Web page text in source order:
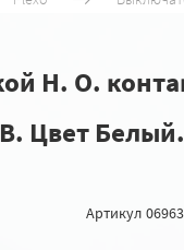
Н. О.
Цвет
Артикул